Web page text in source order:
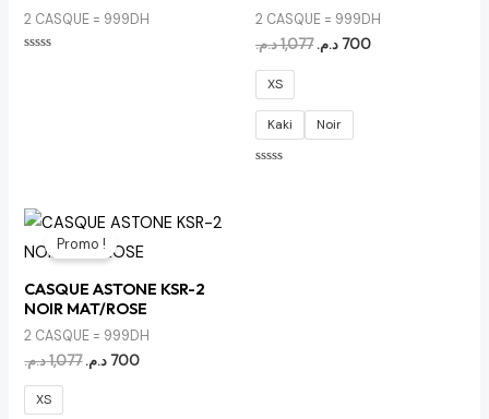
2 CASQUE = 999DH 2 CASQUE = 999DH
1,077د.م. 700د.م.
XS
Kaki Noir
Promo !
CASQUE ASTONE KSR-2
NOIR MAT/ROSE
2 CASQUE = 999DH
1,077د.م.
Le
prix
initial
1,077 د.م..
700 د.م.
Le
actuel
700 د.م..
XS